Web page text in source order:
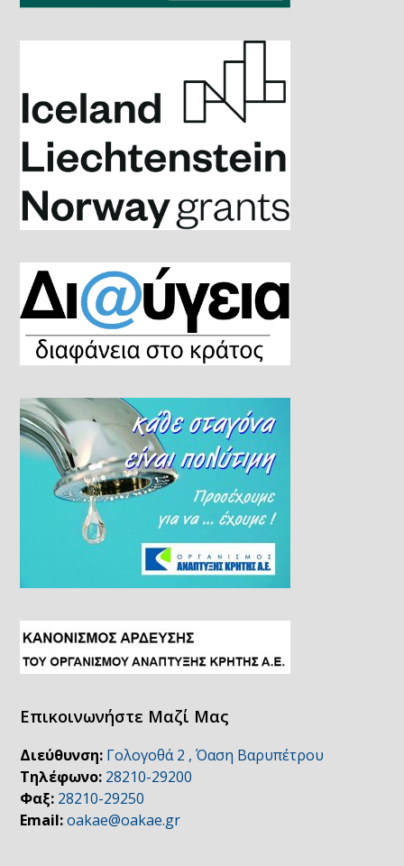
Επικοινωνήστε Μαζί Μας
Διεύθυνση: Γολογοθά 2 , Όαση Βαρυπέτρου
Τηλέφωνο: 28210-29200
Φαξ: 28210-29250
Email: oakae@oakae.gr